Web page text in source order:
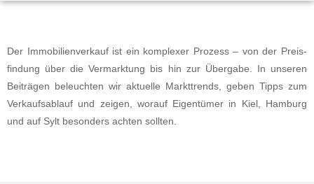
Der Immo­bilien­verkauf ist ein kom­plex­er Prozess – von der Pre­is­
find­ung über die Ver­mark­tung bis hin zur Über­gabe. In unseren
Beiträ­gen beleucht­en wir aktuelle Mark­t­trends, geben Tipps zum
Verkauf­s­ablauf und zeigen, worauf Eigen­tümer in Kiel, Ham­burg
und auf Sylt beson­ders acht­en soll­ten.